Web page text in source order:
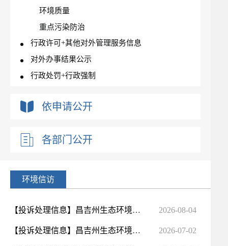
环境质量
重点污染防治
行政许可+其他对外管理服务信息
对外办事结果公示
行政处罚+行政强制
依申请公开
各部门公开
环境信访
【投诉处理信息】昌吉州生态环境局2026年7月信访公开明细表 2026-08-04
【投诉处理信息】昌吉州生态环境局2026年6月信访公开明细表 2026-07-02